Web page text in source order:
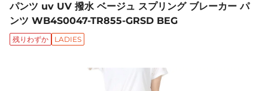
パンツ uv UV 撥水 ベージュ スプリング ブレーカー パ
ンツ WB4S0047-TR855-GRSD BEG
残りわずか LADIES